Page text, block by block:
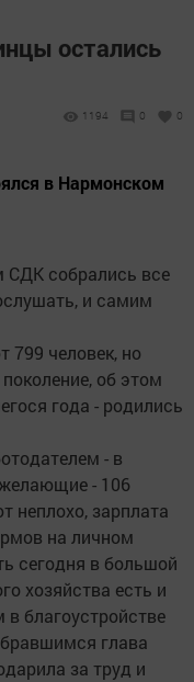
остались
1194 0 0
в Нармонском
СДК собрались все
и самим
799 человек, но
об этом
года - родились
- в
- 106
неплохо, зарплата
на личном
сегодня в большой
хозяйства есть и
благоустройстве
глава
за труд и